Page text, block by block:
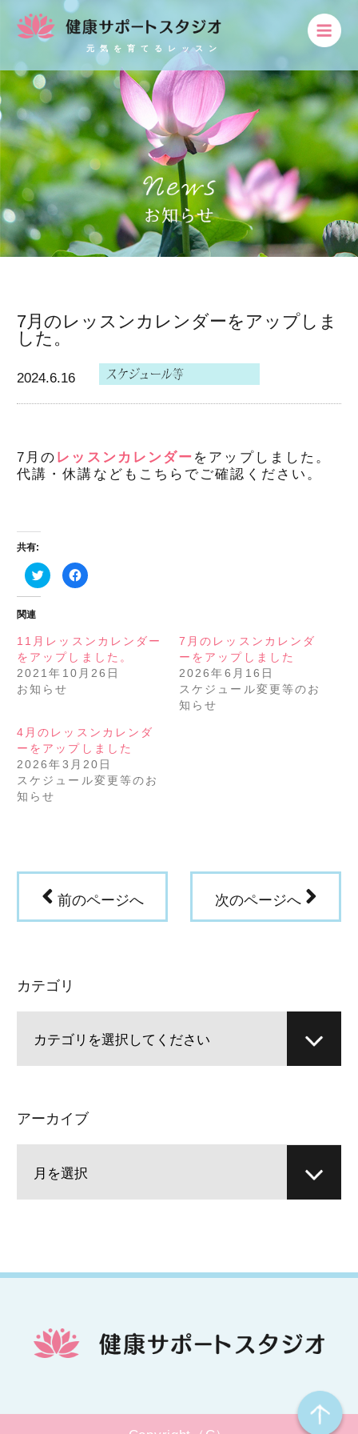
元気を育てるレッスン
7月のレッスンカレンダーをアップしま
した。
2024.6.16
7月の レッスンカレンダー をアップしました。
代講・休講などもこちらでご確認ください。
共有:
ク
リ
で
共
有
(新
し
い
ウ
ド
ウ
で
開
き
ま
す)
Facebook
で
は
ク
リ
ッ
ク
さ
い
(新
し
い
ウ
ィ
関連
11月レッスンカレンダー
をアップしました。
2021年10月26日
お知らせ
7月のレッスンカレンダ
ーをアップしました
2026年6月16日
スケジュール変更等のお
知らせ
4月のレッスンカレンダ
ーをアップしました
2026年3月20日
スケジュール変更等のお
知らせ
前のページへ 次のページへ
カテゴリ
アーカイブ